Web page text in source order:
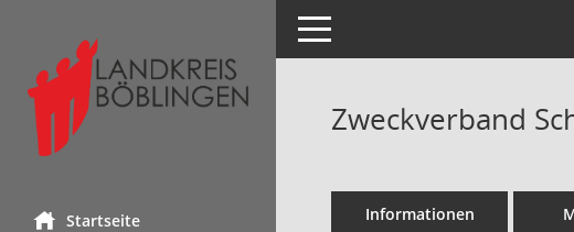
Startseite
Toggle navigation
Zweckverband
Informationen